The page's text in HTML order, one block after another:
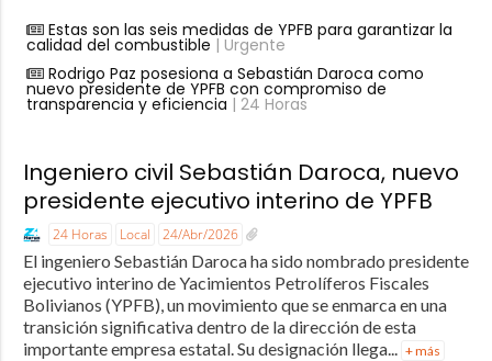
Estas son las seis medidas de YPFB para garantizar la
calidad del combustible | Urgente
Rodrigo Paz posesiona a Sebastián Daroca como
nuevo presidente de YPFB con compromiso de
transparencia y eficiencia | 24 Horas
Ingeniero civil Sebastián Daroca, nuevo
presidente ejecutivo interino de YPFB
24 Horas Local 24/Abr/2026
El ingeniero Sebastián Daroca ha sido nombrado presidente
ejecutivo interino de Yacimientos Petrolíferos Fiscales
Bolivianos (YPFB), un movimiento que se enmarca en una
transición significativa dentro de la dirección de esta
importante empresa estatal. Su designación llega... + más